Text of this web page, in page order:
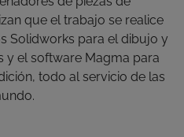
que el trabajo se realice
Solidworks para el dibujo y
el software Magma para
todo al servicio de las